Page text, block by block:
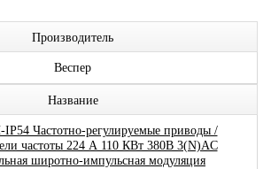
Производитель
Веспер
Название
IP54 Частотно-регулируемые приводы /
частоты 224 А 110 КВт 380В 3(N)AC
широтно-импульсная модуляция